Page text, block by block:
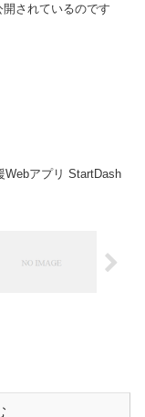
されているのです
Webアプリ StartDash